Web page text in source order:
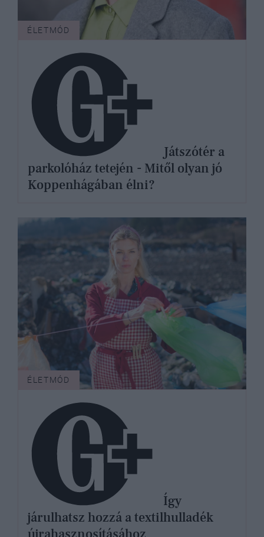
ÉLETMÓD
parkolóház tetején - Mitől olyan jó
Koppenhágában élni?
ÉLETMÓD
Így
járulhatsz hozzá a textilhulladék